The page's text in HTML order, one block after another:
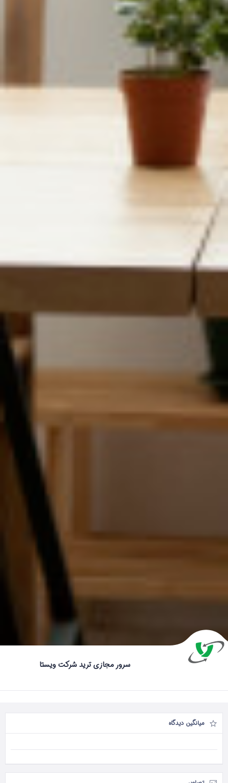
سرور مجازی ترید شرکت ویستا
میانگین دیدگاه